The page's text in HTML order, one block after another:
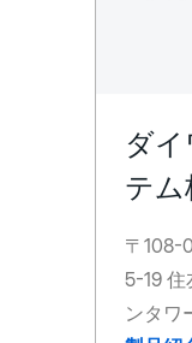
ダ
テム
〒
5-19
ンタワ